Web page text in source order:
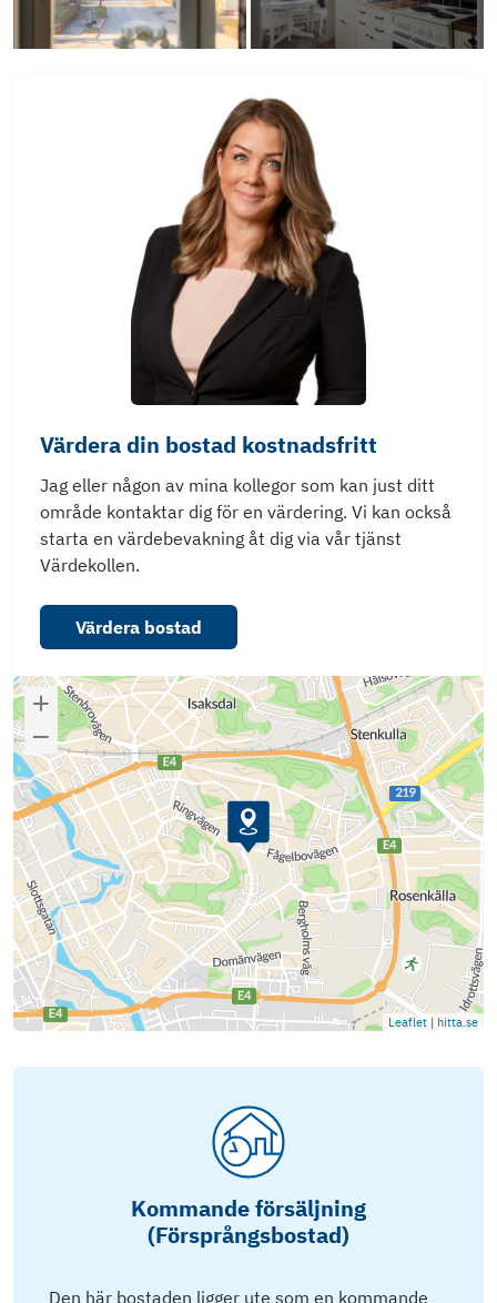
Värdera din bostad kostnadsfritt
Jag eller någon av mina kollegor som kan just ditt
område kontaktar dig för en värdering. Vi kan också
starta en värdebevakning åt dig via vår tjänst
Värdekollen.
Värdera bostad
Leaflet | hitta.se
Kommande försäljning
(Försprångsbostad)
Den här bostaden ligger ute som en kommande